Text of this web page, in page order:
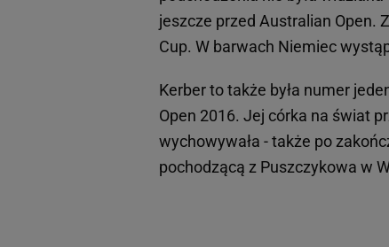
jeszcze przed Australian Open.
Cup. W barwach Niemiec
Kerber to także była numer
Open 2016. Jej córka na świat
wychowywała - także po
pochodzącą z Puszczykowa w